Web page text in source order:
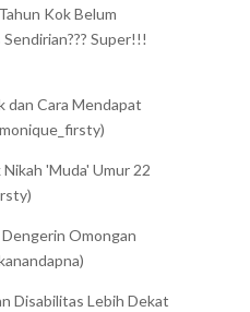
Kok Belum
Super!!!
dan Cara Mendapat
'Muda' Umur 22
Dengerin Omongan
Disabilitas Lebih Dekat